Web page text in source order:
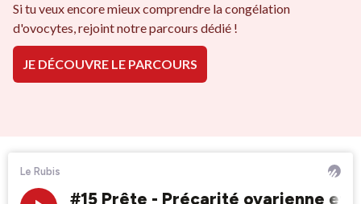
Si tu veux encore mieux comprendre la congélation
d'ovocytes, rejoint notre parcours dédié !
JE DÉCOUVRE LE PARCOURS